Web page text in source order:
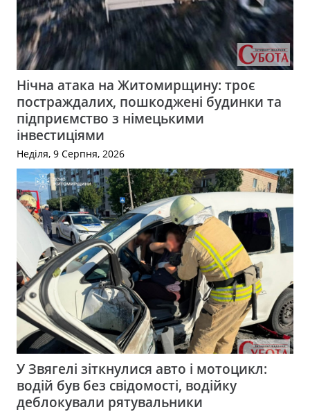
Нічна атака на Житомирщину: троє
постраждалих, пошкоджені будинки та
підприємство з німецькими
інвестиціями
Неділя, 9 Серпня, 2026
У Звягелі зіткнулися авто і мотоцикл:
водій був без свідомості, водійку
деблокували рятувальники